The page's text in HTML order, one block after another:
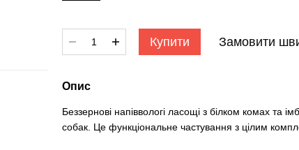
Купити Замовити
Опис
Беззернові напіввологі ласощі з білком комах та
собак. Це функціональне частування з цілим